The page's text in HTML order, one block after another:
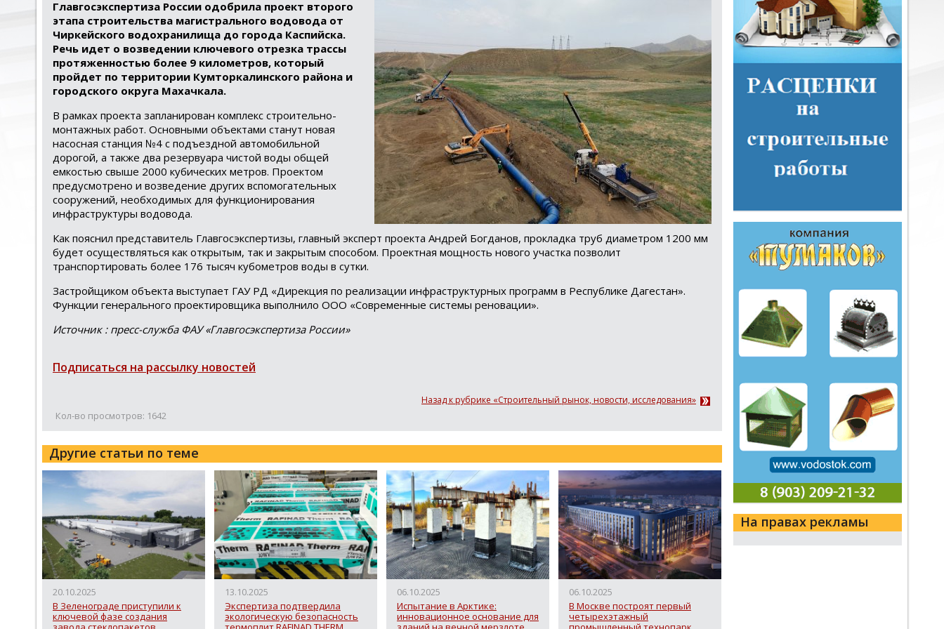
Главгосэкспертиза России одобрила проект второго
этапа строительства магистрального водовода от
Чиркейского водохранилища до города Каспийска.
Речь идет о возведении ключевого отрезка трассы
протяженностью более 9 километров, который
пройдет по территории Кумторкалинского района и
городского округа Махачкала.
В рамках проекта запланирован комплекс строительно-
монтажных работ. Основными объектами станут новая
насосная станция №4 с подъездной автомобильной
дорогой, а также два резервуара чистой воды общей
емкостью свыше 2000 кубических метров. Проектом
предусмотрено и возведение других вспомогательных
сооружений, необходимых для функционирования
инфраструктуры водовода.
Как пояснил представитель Главгосэкспертизы, главный эксперт проекта Андрей Богданов, прокладка труб диаметром 1200 мм
будет осуществляться как открытым, так и закрытым способом. Проектная мощность нового участка позволит
транспортировать более 176 тысяч кубометров воды в сутки.
Застройщиком объекта выступает ГАУ РД «Дирекция по реализации инфраструктурных программ в Республике Дагестан».
Функции генерального проектировщика выполнило ООО «Современные системы реновации».
Источник : пресс-служба ФАУ «Главгосэкспертиза России»
Подписаться на рассылку новостей
Назад к рубрике «Строительный рынок, новости, исследования»
Кол-во просмотров: 1642
Другие статьи по теме
20.10.2025
В Зеленограде приступили к
ключевой фазе создания
13.10.2025
Экспертиза подтвердила
экологическую безопасность
06.10.2025
Испытание в Арктике:
инновационное основание для
06.10.2025
В Москве построят первый
четырехэтажный
На правах рекламы